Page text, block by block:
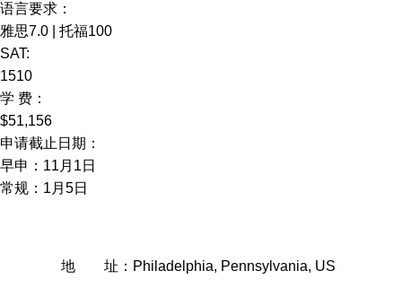
语言要求：
雅思7.0 | 托福100
SAT:
1510
学 费：
$51,156
申请截止日期：
早申：11月1日
常规：1月5日
地 址：Philadelphia, Pennsylvania, US